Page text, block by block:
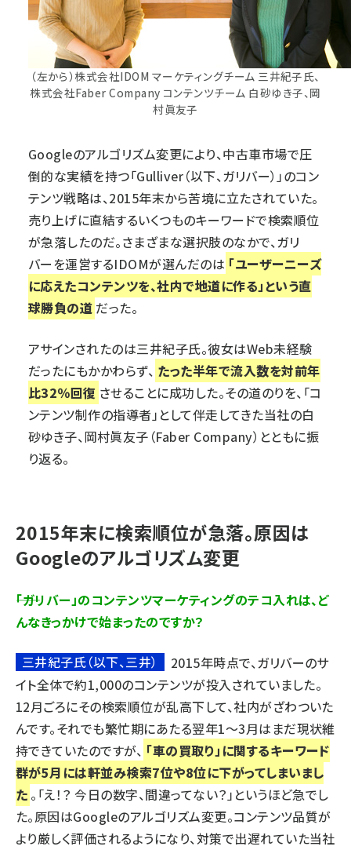
（左から）株式会社IDOM マーケティングチーム 三井紀子氏、
株式会社Faber Company コンテンツチーム 白砂ゆき子、岡
村眞友子
Googleのアルゴリズム変更により、中古車市場で圧
倒的な実績を持つ「Gulliver（以下、ガリバー）」のコン
テンツ戦略は、2015年末から苦境に立たされていた。
売り上げに直結するいくつものキーワードで検索順位
が急落したのだ。さまざまな選択肢のなかで、ガリ
バーを運営するIDOMが選んだのは 「ユーザーニーズ
に応えたコンテンツを、社内で地道に作る」という直
球勝負の道 だった。
アサインされたのは三井紀子氏。彼女はWeb未経験
だったにもかかわらず、 たった半年で流入数を対前年
比32％回復 させることに成功した。その道のりを、「コ
ンテンツ制作の指導者」として伴走してきた当社の白
砂ゆき子、岡村眞友子（Faber Company）とともに振
り返る。
2015年末に検索順位が急落。原因は
Googleのアルゴリズム変更
――「ガリバー」のコンテンツマーケティングのテコ入れは、ど
んなきっかけで始まったのですか？
三井紀子氏（以下、三井）
2015年時点で、ガリバーのサ
イト全体で約1,000のコンテンツが投入されていました。
12月ごろにその検索順位が乱高下して、社内がざわついた
んです。それでも繁忙期にあたる翌年1～3月はまだ現状維
持できていたのですが、 「車の買取り」に関するキーワード
群が5月には軒並み検索7位や8位に下がってしまいまし
た 。「え！？ 今日の数字、間違ってない？」というほど急でし
た。原因はGoogleのアルゴリズム変更。コンテンツ品質が
より厳しく評価されるようになり、対策で出遅れていた当社